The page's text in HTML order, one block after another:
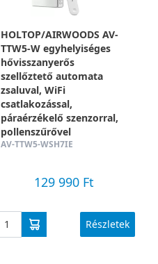
HOLTOP/AIRWOODS AV-
TTW5-W egyhelyiséges
hővisszanyerős
szellőztető automata
zsaluval, WiFi
csatlakozással,
páraérzékelő szenzorral,
pollenszűrővel
AV-TTW5-WSH7IE
129 990 Ft
Részletek